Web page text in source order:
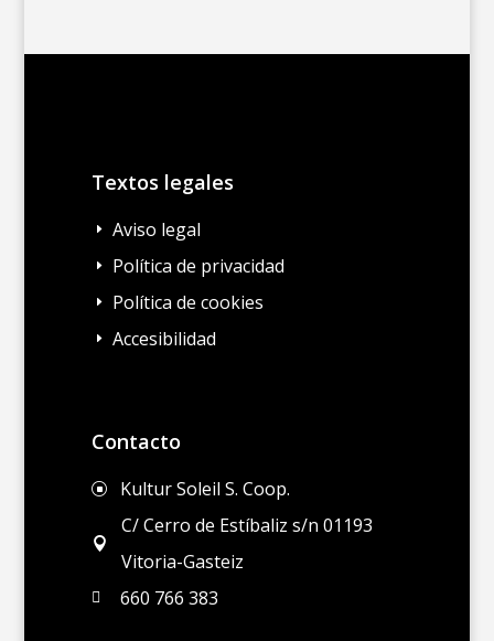
Textos legales
E Aviso legal
E Política de privacidad
E Política de cookies
E Accesibilidad
Contacto
] Kultur Soleil S. Coop.

C/ Cerro de Estíbaliz s/n 01193
Vitoria-Gasteiz
 660 766 383